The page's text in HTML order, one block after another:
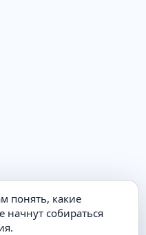
понять, какие
собираться